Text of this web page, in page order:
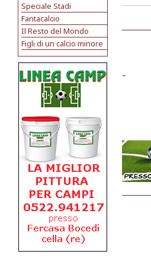
Speciale Stadi
Fantacalcio
Il Resto del Mondo
Figli di un calcio minore
-